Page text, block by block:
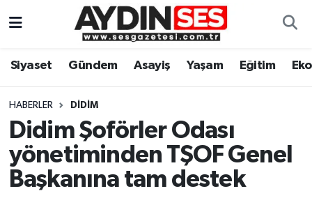
Siyaset Gündem Asayiş Yaşam Eğitim
HABERLER DIDIM
Didim Şoförler Odası
yönetiminden TŞOF Genel
Başkanına tam destek
Gündem
Siyaset
Ekonomi
Aydın Hava Durumu
Aydin Namaz Vakitleri
Aydın Trafik Yoğunluk Haritası